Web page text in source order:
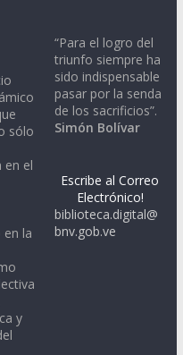
sólo
en el
en la
y
“Para el logro del
triunfo siempre ha
sido indispensable
pasar por la senda
de los sacrificios”.
Simón Bolívar
Escribe al Correo
Electrónico!
biblioteca.digital@
bnv.gob.ve